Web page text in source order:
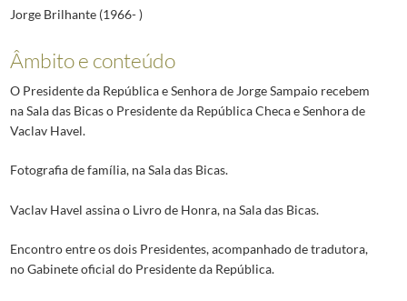
Jorge Brilhante (1966- )
Âmbito e conteúdo
O Presidente da República e Senhora de Jorge Sampaio recebem
na Sala das Bicas o Presidente da República Checa e Senhora de
Vaclav Havel.
Fotografia de família, na Sala das Bicas.
Vaclav Havel assina o Livro de Honra, na Sala das Bicas.
Encontro entre os dois Presidentes, acompanhado de tradutora,
no Gabinete oficial do Presidente da República.